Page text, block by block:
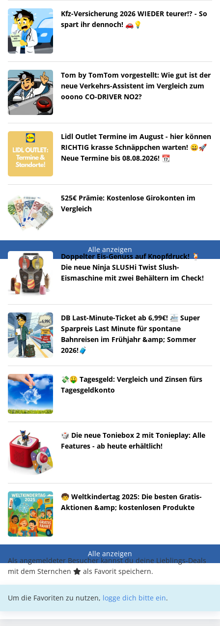
Kfz-Versicherung 2026 WIEDER teurer!? - So
spart ihr dennoch! 🚗💡
Tom by TomTom vorgestellt: Wie gut ist der
neue Verkehrs-Assistent im Vergleich zum
ooono CO-DRIVER NO2?
Lidl Outlet Termine im August - hier können
RICHTIG krasse Schnäppchen warten! 😀🚀
Neue Termine bis 08.08.2026! 📆
525€ Prämie: Kostenlose Girokonten im
Vergleich
Alle anzeigen
Doppelter Eis-Genuss auf Knopfdruck! 🍹
Die neue Ninja SLUSHi Twist Slush-
Eismaschine mit zwei Behältern im Check!
DB Last-Minute-Ticket ab 6,99€! 🚈 Super
Sparpreis Last Minute für spontane
Bahnreisen im Frühjahr &amp; Sommer
2026!🧳
💸🤑 Tagesgeld: Vergleich und Zinsen fürs
Tagesgeldkonto
🎲 Die neue Toniebox 2 mit Tonieplay: Alle
Features - ab heute erhältlich!
🧒 Weltkindertag 2025: Die besten Gratis-
Aktionen &amp; kostenlosen Produkte
Alle anzeigen
Als angemeldeter Besucher kannst du deine Lieblings-Deals
mit dem Sternchen
als Favorit speichern.
Um die Favoriten zu nutzen, logge dich bitte ein.